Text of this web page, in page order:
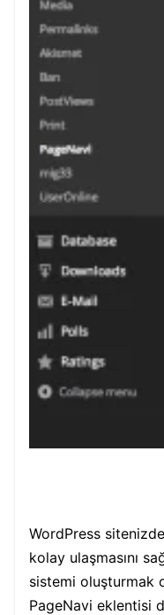
WordPress
kolay ulaşmasını
sistemi oluşturmak
PageNavi eklentisi